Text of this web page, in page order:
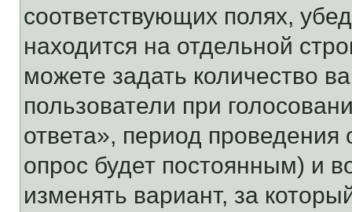
соответствующих полях,
находится на отдельной
можете задать количество
пользователи при
ответа», период проведения
опрос будет постоянным) и
изменять вариант, за